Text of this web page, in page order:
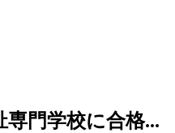
専門学校に合格...